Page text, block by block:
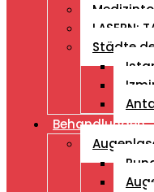
LASERN:
Städte
Behandlungen